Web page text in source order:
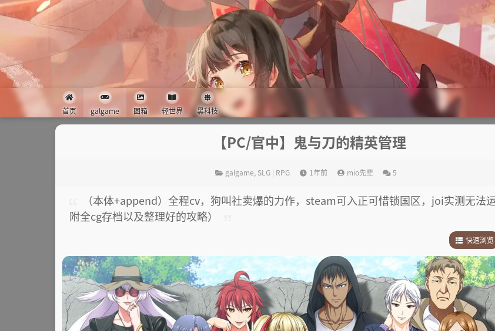
首页 galgame 图箱 轻世界 黑科技
【PC/官中】鬼与刀的精英管理
galgame, SLG | RPG 1年前 mio先辈 5
（本体+append）全程cv，狗叫社卖爆的力作，steam可入正可惜锁国区，joi实测无法
附全cg存档以及整理好的攻略）
快速浏览
1.剧情简介
2.其他